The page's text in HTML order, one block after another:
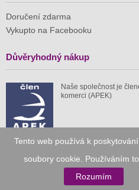
Tento web používá k
soubory cookie. Používáním
Rozumím
Doručení zdarma
Vykupto na Facebooku
Důvěryhodný nákup
Naše společnost je
komerci (APEK)
Již od roku 2010